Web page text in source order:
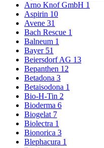
Arno Knof GmbH 1
Aspirin 10
Avene 31
Bach Rescue 1
Balneum 1
Bayer 51
Beiersdorf AG 13
Bepanthen 12
Betadona 3
Betaisodona 1
Bio-H-Tin 2
Bioderma 6
Biogelat 7
Biolectra 1
Bionorica 3
Blephacura 1